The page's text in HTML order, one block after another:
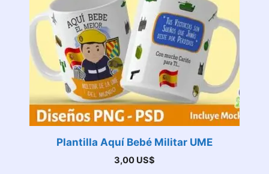
Plantilla Aquí Bebé Militar UME
3,00 US$